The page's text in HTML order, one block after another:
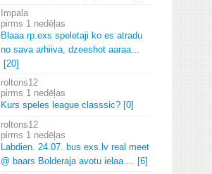
Impala
1 nedēļas
Blaaa rp.exs speletaji ko es atradu
no sava arhiiva, dzeeshot aaraa...
[20]
roltons12
1 nedēļas
Kurs speles league classsic? [0]
roltons12
1 nedēļas
Labdien. 24.07. bus exs. lv real meet
@ baars Bolderaja avotu ielaa.... [6]